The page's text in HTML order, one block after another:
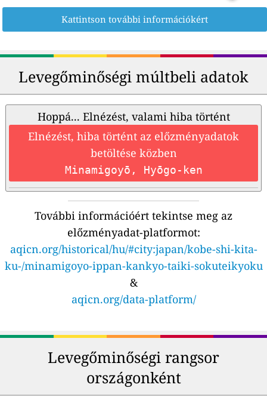
Kattintson további információkért
Levegőminőségi múltbeli adatok
Hoppá... Elnézést, valami hiba történt
Elnézést, hiba történt az előzményadatok
betöltése közben
Minamigoyō, Hyōgo-ken
További információért tekintse meg az
előzményadat-platformot:
aqicn.org/historical/hu/#city:japan/kobe-shi-kita-
ku-/minamigoyo-ippan-kankyo-taiki-sokuteikyoku
&
aqicn.org/data-platform/
Levegőminőségi rangsor
országonként